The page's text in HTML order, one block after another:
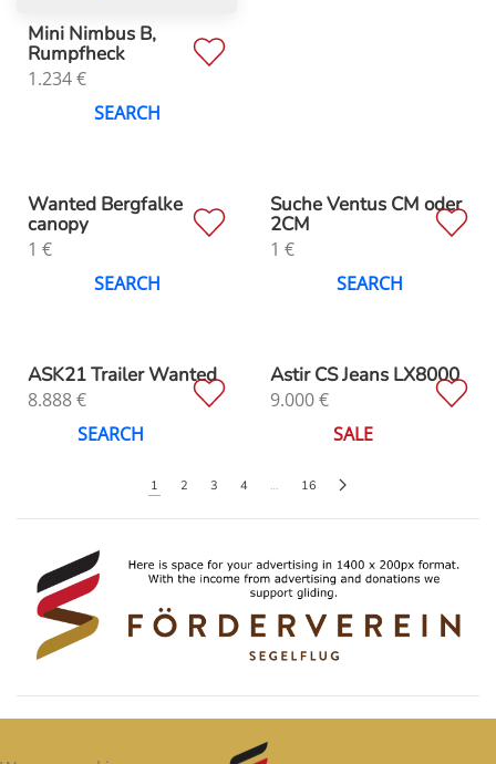
Mini Nimbus B,
Rumpfheck
1.234€
SEARCH
Wanted Bergfalke
canopy
1 €
SEARCH
Suche Ventus CM oder
2CM
1 €
SEARCH
ASK21 Trailer Wanted
8.888€
SEARCH
Astir CS Jeans LX8000
9.000€
SALE
1 2 3 4 … 16